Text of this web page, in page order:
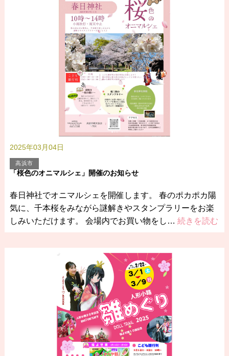
2025年03月04日
高浜市
「桜色のオニマルシェ」開催のお知らせ
春日神社でオニマルシェを開催します。 春のポカポカ陽
気に、千本桜をみながら謎解きやスタンプラリーをお楽
しみいただけます。 会場内でお買い物をし… 続きを読む